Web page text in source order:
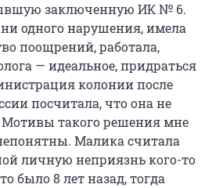
заключенную ИК № 6.
одного нарушения, имела
поощрений, работала,
— идеальное, придраться
колонии после
посчитала, что она не
Мотивы такого решения мне
Малика считала
личную неприязнь кого-то
было 8 лет назад, тогда